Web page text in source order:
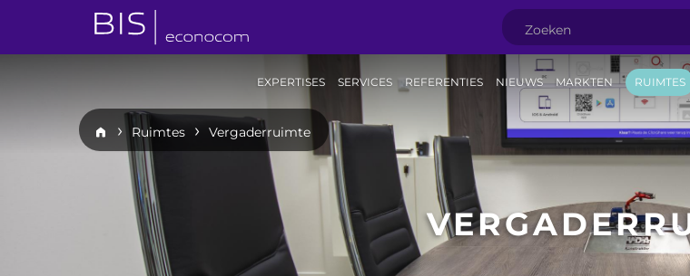
EXPERTISES SERVICES REFERENTIES NIEUWS MARKTEN RUIMTES
Ruimtes Vergaderruimte